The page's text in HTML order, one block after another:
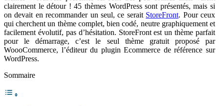
clairement le détour ! 45 thèmes WordPress sont présentés, mais si
on devait en recommander un seul, ce serait StoreFront. Pour ceux
qui cherchent un thème complet, bien codé, neutre graphiquement et
facilement évolutif, pas d’hésitation. StoreFront est un thème parfait
pour le démarrage, c’est le seul thème gratuit proposé par
WoooCommerce, l’éditeur du plugin Ecommerce de référence sur
WordPress.
Sommaire